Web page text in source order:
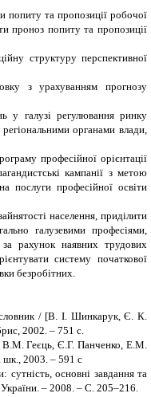
попиту та пропозиції робочої
проноз попиту та пропозиції
структуру перспективної
з урахуванням прогнозу
у галузі регулювання ринку
органами влади,
професійної орієнтації
кампанії з метою
послуги професійної освіти
населення, приділити
галузевими професіями,
рахунок наявних трудових
систему початкової
безробітних.
/ [В. І. Шинкарук, Є. К.
2002. – 751 с.
В.М. Геєць, Є.Г. Панченко, Е.М.
2003. – 591 с
основні завдання та
– 2008. – С. 205–216.